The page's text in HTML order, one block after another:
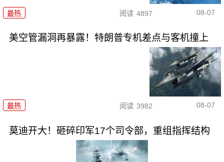
最热 阅读 4897 08-07
美空管漏洞再暴露！特朗普专机差点与客机撞上
最热 阅读 3982 08-07
莫迪开大！砸碎印军17个司令部，重组指挥结构